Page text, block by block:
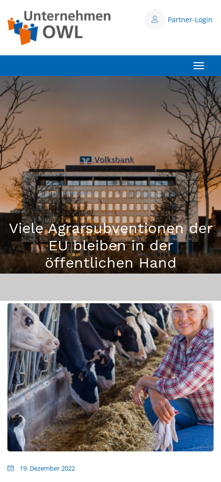
Partner-Login
Viele Agrarsubventionen der
EU bleiben in der
öffentlichen Hand
19. Dezember 2022